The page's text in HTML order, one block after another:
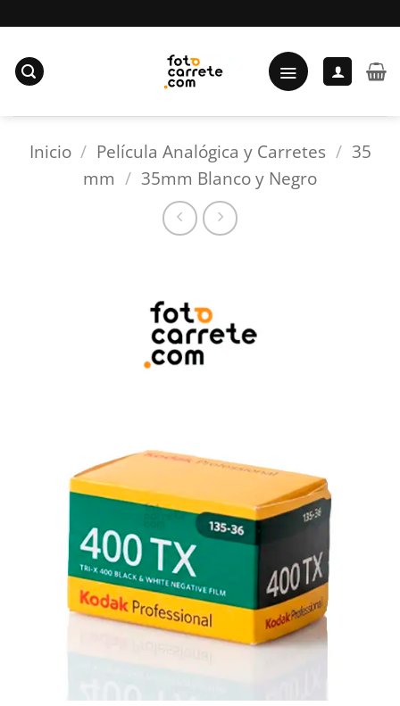
al
contenido
Inicio / Película Analógica y Carretes / 35
mm / 35mm Blanco y Negro